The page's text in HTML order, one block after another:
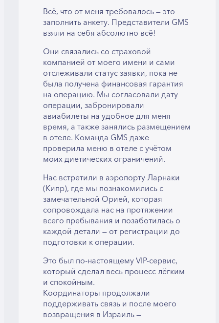
Всё, что от меня требовалось — это
заполнить анкету. Представители GMS
взяли на себя абсолютно всё!
Они связались со страховой
компанией от моего имени и сами
отслеживали статус заявки, пока не
была получена финансовая гарантия
на операцию. Мы согласовали дату
операции, забронировали
авиабилеты на удобное для меня
время, а также занялись размещением
в отеле. Команда GMS даже
проверила меню в отеле с учётом
моих диетических ограничений.
Нас встретили в аэропорту Ларнаки
(Кипр), где мы познакомились с
замечательной Орией, которая
сопровождала нас на протяжении
всего пребывания и позаботилась о
каждой детали — от регистрации до
подготовки к операции.
Это был по-настоящему VIP-сервис,
который сделал весь процесс лёгким
и спокойным.
Координаторы продолжали
поддерживать связь и после моего
возвращения в Израиль —